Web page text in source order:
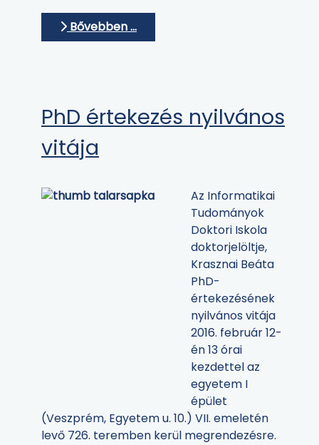
Bővebben …
PhD értekezés nyilvános
vitája
Az Informatikai
Tudományok
Doktori Iskola
doktorjelöltje,
Krasznai Beáta
PhD-
értekezésének
nyilvános vitája
2016. február 12-
én 13 órai
kezdettel az
egyetem I
épület
(Veszprém, Egyetem u. 10.) VII. emeletén
levő 726. teremben kerül megrendezésre.